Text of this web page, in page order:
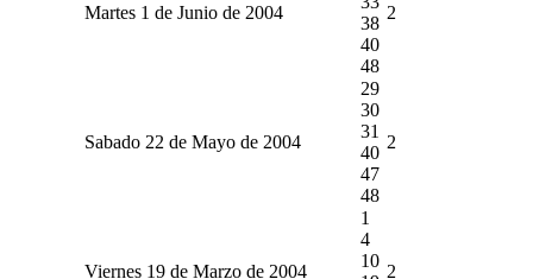
Martes 1 de Junio de 2004
38
40
48
2
Sabado 22 de Mayo de 2004
29
30
31
40
47
48
2
Viernes 19 de Marzo de 2004
1
4
10
2